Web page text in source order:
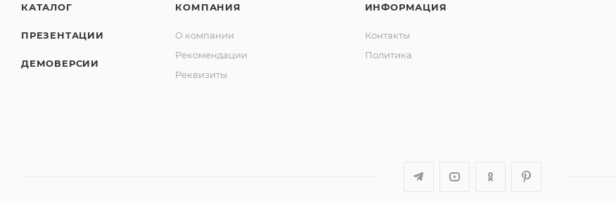
КАТАЛОГ
ПРЕЗЕНТАЦИИ
ДЕМОВЕРСИИ
КОМПАНИЯ
О компании
Рекомендации
Реквизиты
ИНФОРМАЦИЯ
Контакты
Политика